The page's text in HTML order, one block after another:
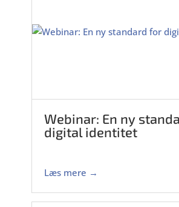
Webinar: En ny
digital identitet
Læs mere →